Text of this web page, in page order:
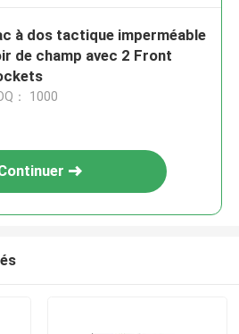
à dos tactique imperméable
de champ avec 2 Front
： 1000